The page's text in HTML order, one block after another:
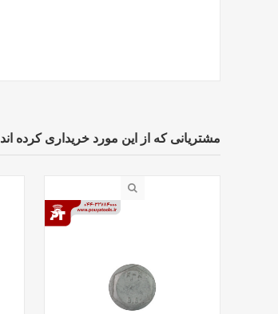
مشتریانی که از این مورد خریداری کرده اند